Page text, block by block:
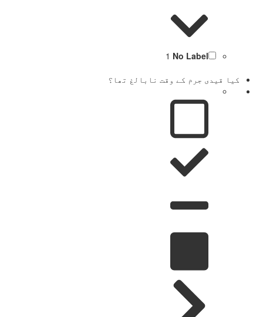
No Label
1
کیا قیدی جرم کے وقت نابالغ تھا؟